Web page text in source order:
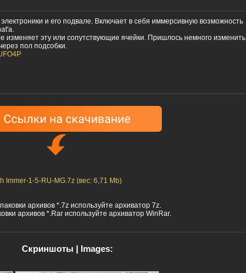
и его подвале. Включает в себя иммерсивную возможность
изменяет эту или сопутствующие ячейки. Пришлось немного изменить
пол подсобки.
Immer-1-5-RU-MG.7z (вес: 6,71 Mb)
архивов *.7z используйте архиватор 7z.
архивов *.Rar используйте архиватор WinRar.
Скриншоты | Images: